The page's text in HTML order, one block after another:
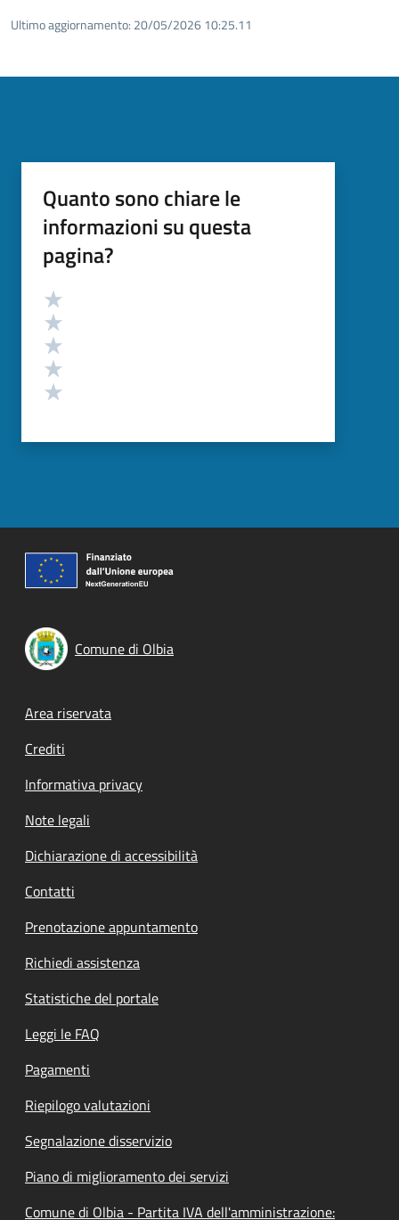
Ultimo aggiornamento: 20/05/2026 10:25.11
Quanto sono chiare le
informazioni su questa
pagina?
Valutazione
Comune di Olbia
Footer menu
Area riservata
Crediti
Informativa privacy
Note legali
Dichiarazione di accessibilità
Contatti
Prenotazione appuntamento
Richiedi assistenza
Statistiche del portale
Leggi le FAQ
Pagamenti
Riepilogo valutazioni
Segnalazione disservizio
Piano di miglioramento dei servizi
Comune di Olbia - Partita IVA dell'amministrazione: